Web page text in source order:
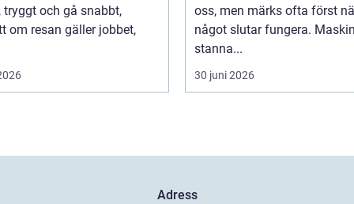
tryggt och gå snabbt,
om resan gäller jobbet,
oss, men märks ofta först
något slutar fungera.
stanna...
30 juni 2026
Adress